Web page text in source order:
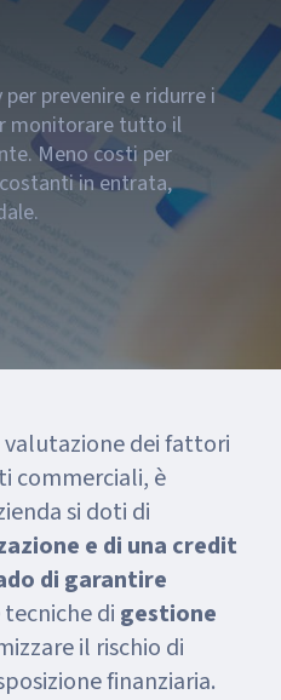
prevenire e ridurre i
monitorare tutto il
Meno costi per
in entrata,
dei fattori
commerciali, è
si doti di
e di una credit
di garantire
tecniche di gestione
il rischio di
finanziaria.